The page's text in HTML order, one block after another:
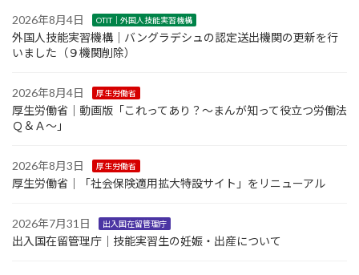
2026年8月4日 OTIT｜外国人技能実習機構
外国人技能実習機構｜バングラデシュの認定送出機関の更新を行
いました（９機関削除）
2026年8月4日 厚生労働省
厚生労働省｜動画版「これってあり？～まんが知って役立つ労働法
Ｑ＆Ａ～」
2026年8月3日 厚生労働省
厚生労働省｜「社会保険適用拡大特設サイト」をリニューアル
2026年7月31日 出入国在留管理庁
出入国在留管理庁｜技能実習生の妊娠・出産について